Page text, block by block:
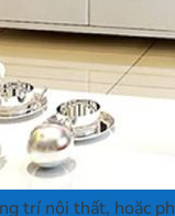
trí nội thất, hoặc